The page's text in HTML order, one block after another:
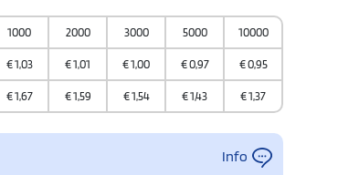
1000 2000 3000 5000 10000
€1,03 €1,01 €1,00 €0,97 €0,95
€1,67 €1,59 €1,54 €1,43 €1,37
Info